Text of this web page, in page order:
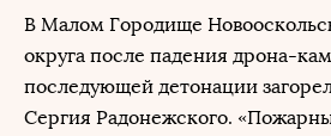
В Малом Городище
округа после падения дрона-
последующей детонации
Сергия Радонежского.